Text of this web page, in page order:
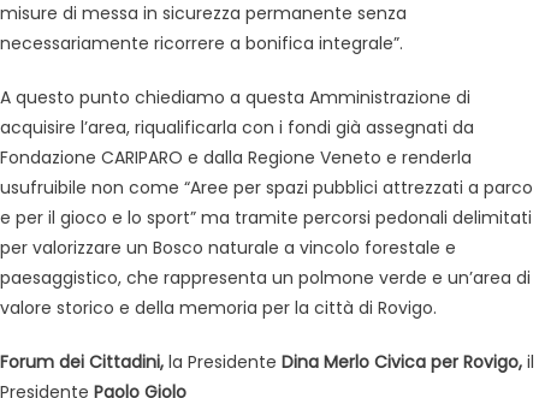
misure di messa in sicurezza permanente senza
necessariamente ricorrere a bonifica integrale”.
A questo punto chiediamo a questa Amministrazione di
acquisire l’area, riqualificarla con i fondi già assegnati da
Fondazione CARIPARO e dalla Regione Veneto e renderla
usufruibile non come “Aree per spazi pubblici attrezzati a parco
e per il gioco e lo sport” ma tramite percorsi pedonali delimitati
per valorizzare un Bosco naturale a vincolo forestale e
paesaggistico, che rappresenta un polmone verde e un’area di
valore storico e della memoria per la città di Rovigo.
Forum dei Cittadini, la Presidente Dina Merlo Civica per Rovigo, il
Presidente Paolo Giolo